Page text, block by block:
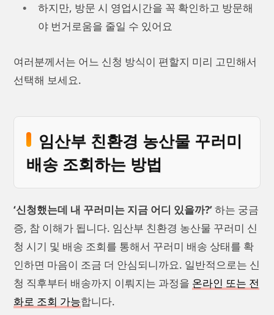
하지만, 방문 시 영업시간을 꼭 확인하고 방문해
야 번거로움을 줄일 수 있어요
여러분께서는 어느 신청 방식이 편할지 미리 고민해서
선택해 보세요.
임산부 친환경 농산물 꾸러미
배송 조회하는 방법
‘신청했는데 내 꾸러미는 지금 어디 있을까?’하는 궁금
증, 참 이해가 됩니다. 임산부 친환경 농산물 꾸러미 신
청 시기 및 배송 조회를 통해서 꾸러미 배송 상태를 확
인하면 마음이 조금 더 안심되니까요. 일반적으로는 신
청 직후부터 배송까지 이뤄지는 과정을 온라인 또는 전
화로 조회 가능합니다.